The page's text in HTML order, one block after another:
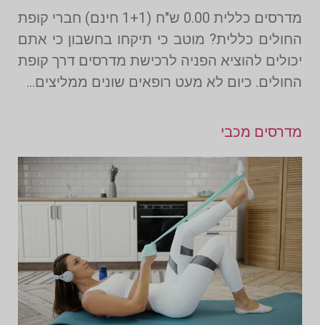
מדרסים כללית 0.00 ש"ח (1+1 חינם) חברי קופת
החולים כללית? מוטב כי תיקחו בחשבון כי אתם
יכולים להוציא הפניה לרכישת מדרסים דרך קופת
החולים. כיום לא מעט רופאים שונים ממליצים…
מדרסים מכבי